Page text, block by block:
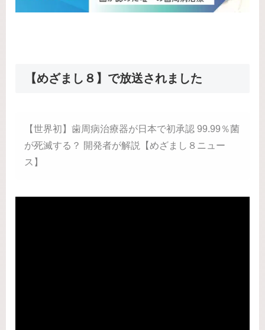
【めざまし８】で放送されました
【世界初】歯周病治療器が日本で初承認 99.99％菌
が死滅する？ 開発者が解説【めざまし８ニュー
ス】